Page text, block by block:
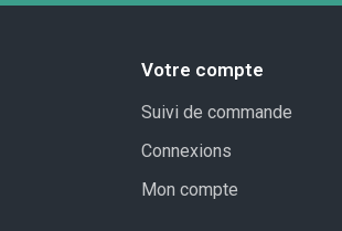
Votre compte
Suivi de commande
Connexions
Mon compte